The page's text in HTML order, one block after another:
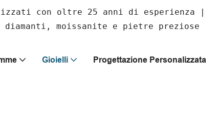
con oltre 25 anni di esperienza |
moissanite e pietre preziose
Gioielli Progettazione Personalizzata